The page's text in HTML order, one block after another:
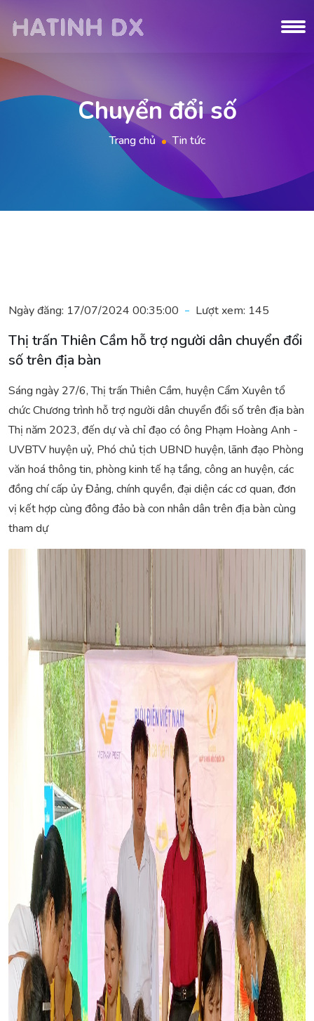
Chuyển đổi số
Trang chủ Tin tức
Ngày đăng: 17/07/2024 00:35:00 Lượt xem: 145
Thị trấn Thiên Cầm hỗ trợ người dân chuyển đổi
số trên địa bàn
Sáng ngày 27/6, Thị trấn Thiên Cầm, huyện Cẩm Xuyên tổ
chức Chương trình hỗ trợ người dân chuyển đổi số trên địa bàn
Thị năm 2023, đến dự và chỉ đạo có ông Phạm Hoàng Anh -
UVBTV huyện uỷ, Phó chủ tịch UBND huyện, lãnh đạo Phòng
văn hoá thông tin, phòng kinh tế hạ tầng, công an huyện, các
đồng chí cấp ủy Đảng, chính quyền, đại diện các cơ quan, đơn
vị kết hợp cùng đông đảo bà con nhân dân trên địa bàn cùng
tham dự